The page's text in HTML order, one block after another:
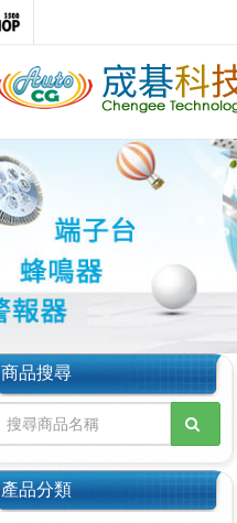
商品搜尋
產品分類